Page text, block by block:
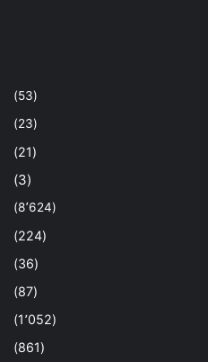
(53)
(23)
(21)
(3)
(8٬624)
(224)
(36)
(87)
(1٬052)
(861)